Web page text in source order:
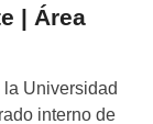
| Área
Universidad
interno de